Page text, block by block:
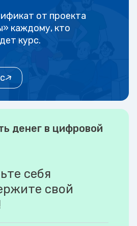
от проекта
каждому, кто
курс.
денег в цифровой
себя
свой